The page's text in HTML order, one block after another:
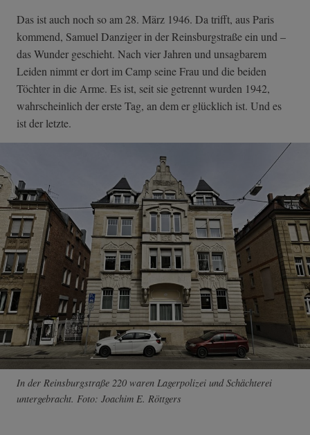
Das ist auch noch so am 28. März 1946. Da trifft, aus Paris
kommend, Samuel Danziger in der Reinsburgstraße ein und –
das Wunder geschieht. Nach vier Jahren und unsagbarem
Leiden nimmt er dort im Camp seine Frau und die beiden
Töchter in die Arme. Es ist, seit sie getrennt wurden 1942,
wahrscheinlich der erste Tag, an dem er glücklich ist. Und es
ist der letzte.
In der Reinsburgstraße 220 waren Lagerpolizei und Schächterei
untergebracht. Foto: Joachim E. Röttgers